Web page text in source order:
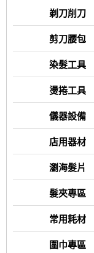
剃刀削刀
剪刀腰包
染髮工具
燙捲工具
儀器設備
店用器材
瀏海髮片
髮夾專區
常用耗材
圍巾專區